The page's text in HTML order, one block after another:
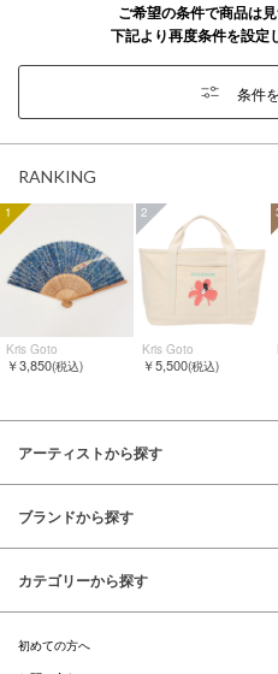
ご希望の条件で商品は
下記より再度条件を設定
条件
RANKING
1
Kris Goto
￥3,850(税込)
2
Kris Goto
￥5,500(税込)
アーティストから探す
ブランドから探す
カテゴリーから探す
初めての方へ